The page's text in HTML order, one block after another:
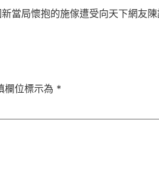
局懷抱的施傢遭受向天下網友陳
欄位標示為 *